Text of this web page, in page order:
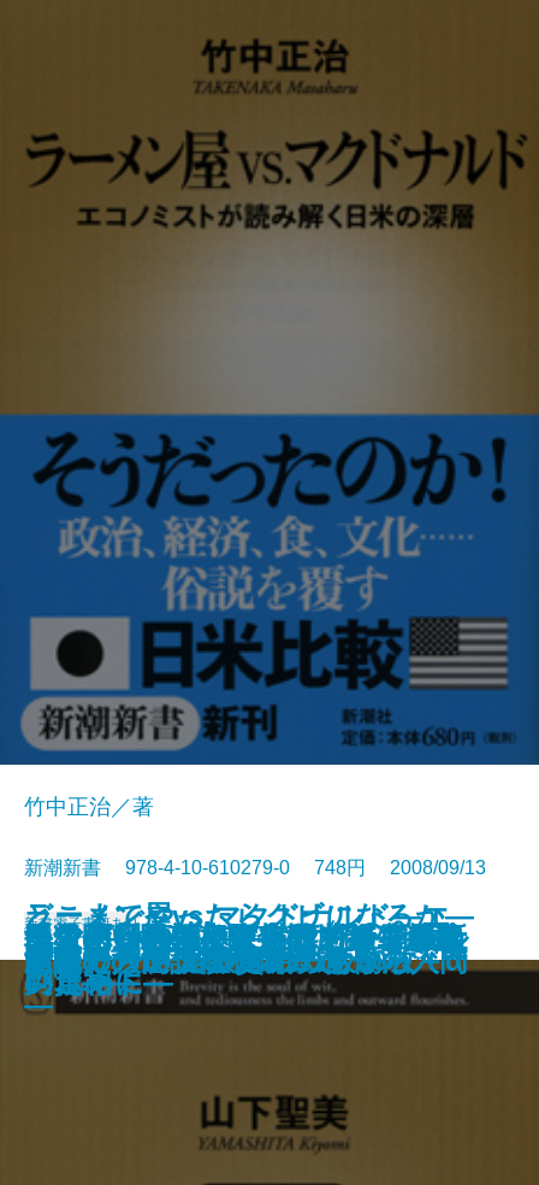
〈人使い〉の極意―乱世を生き抜
いた知将の至言―
人間の覚悟
テレビ番外地―東京12チャンネル
の奇跡―
先生と生徒の恋愛問題
民主党―野望と野合のメカニズム
―
迷惑メールは誰が出す？
源氏物語ものがたり
だから混浴はやめられない
手ごわい頭脳―アメリカン弁護士
の思考法―
ラーメン屋vs.マクドナルド―エ
コノミストが読み解く日米の深層
―
竹中正治／著
新潮新書 978-4-10-610279-0 748円 2008/09/13
新書電子書籍あり
新書で入門 宮沢賢治のちから
文豪たちの大陸横断鉄道
「名医」のウソ―病院で損をしな
いために―
気骨の判決―東條英機と闘った裁
判官―
ニッポンの評判―世界17カ国最新
レポート―
どこまでやったらクビになるか―
サラリーマンのための労働法入門
―
新書で入門 ジャズの鉄板50枚＋α
昭和史の逆説
世紀のラブレター
地獄の日本兵―ニューギニア戦線
の真相―